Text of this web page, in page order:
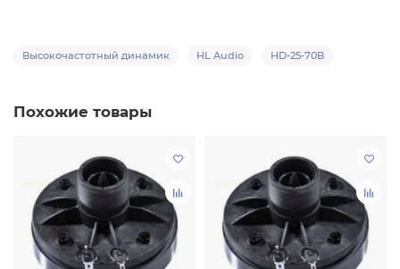
Высокочастотный динамик HL Audio HD-25-70B
Похожие товары